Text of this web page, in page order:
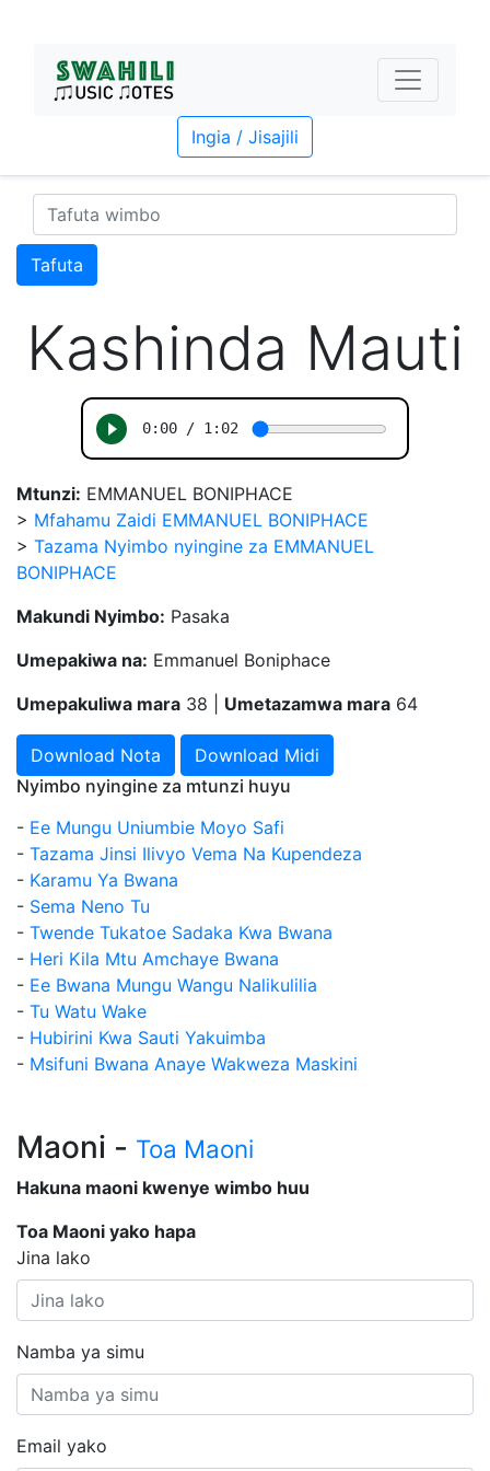
Ingia / Jisajili
Tafuta
Kashinda Mauti
Mtunzi: EMMANUEL BONIPHACE
> Mfahamu Zaidi EMMANUEL BONIPHACE
> Tazama Nyimbo nyingine za EMMANUEL
BONIPHACE
Makundi Nyimbo: Pasaka
Umepakiwa na: Emmanuel Boniphace
Umepakuliwa mara 38 | Umetazamwa mara 64
Download Nota
Download Midi
Nyimbo nyingine za mtunzi huyu
- Ee Mungu Uniumbie Moyo Safi
- Tazama Jinsi Ilivyo Vema Na Kupendeza
- Karamu Ya Bwana
- Sema Neno Tu
- Twende Tukatoe Sadaka Kwa Bwana
- Heri Kila Mtu Amchaye Bwana
- Ee Bwana Mungu Wangu Nalikulilia
- Tu Watu Wake
- Hubirini Kwa Sauti Yakuimba
- Msifuni Bwana Anaye Wakweza Maskini
Maoni - Toa Maoni
Hakuna maoni kwenye wimbo huu
Toa Maoni yako hapa
Jina lako
Namba ya simu
Email yako